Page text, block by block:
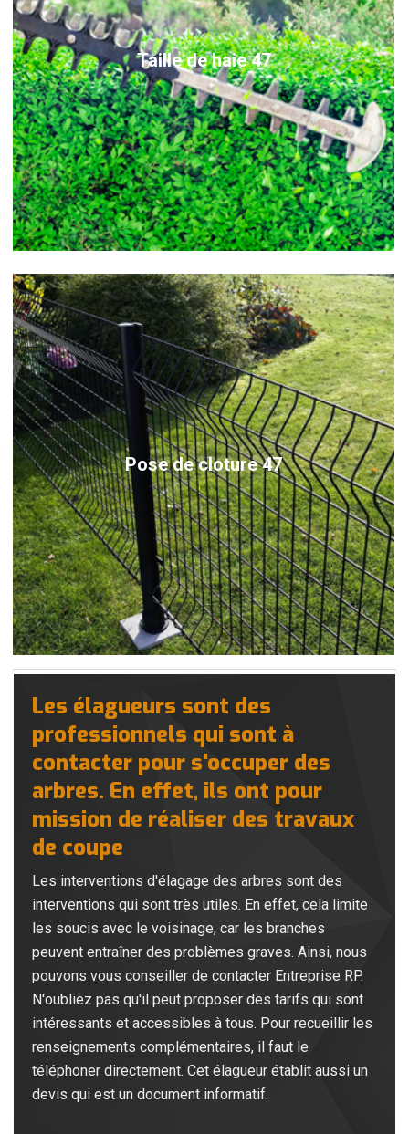
Taille de haie 47
Pose de cloture 47
Les élagueurs sont des
professionnels qui sont à
contacter pour s'occuper des
arbres. En effet, ils ont pour
mission de réaliser des travaux
de coupe
Les interventions d'élagage des arbres sont des
interventions qui sont très utiles. En effet, cela limite
les soucis avec le voisinage, car les branches
peuvent entraîner des problèmes graves. Ainsi, nous
pouvons vous conseiller de contacter Entreprise RP.
N'oubliez pas qu'il peut proposer des tarifs qui sont
intéressants et accessibles à tous. Pour recueillir les
renseignements complémentaires, il faut le
téléphoner directement. Cet élagueur établit aussi un
devis qui est un document informatif.